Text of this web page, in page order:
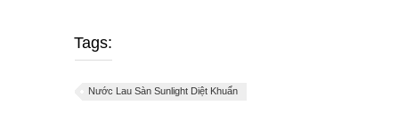
Tags:
Nước Lau Sàn Sunlight Diệt Khuẩn